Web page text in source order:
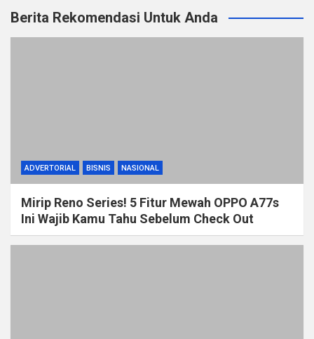
Berita Rekomendasi Untuk Anda
ADVERTORIAL BISNIS NASIONAL
Mirip Reno Series! 5 Fitur Mewah OPPO A77s
Ini Wajib Kamu Tahu Sebelum Check Out